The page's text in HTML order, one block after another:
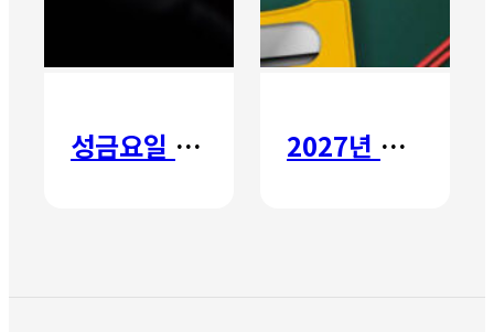
성금요일 칸타타 2027년 갈보리 어학원 유치부 신입생 모집